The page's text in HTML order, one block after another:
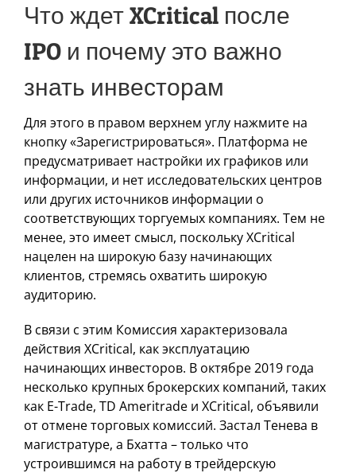
Что ждет XCritical после
IPO и почему это важно
знать инвесторам
Для этого в правом верхнем углу нажмите на
кнопку «Зарегистрироваться». Платформа не
предусматривает настройки их графиков или
информации, и нет исследовательских центров
или других источников информации о
соответствующих торгуемых компаниях. Тем не
менее, это имеет смысл, поскольку XCritical
нацелен на широкую базу начинающих
клиентов, стремясь охватить широкую
аудиторию.
В связи с этим Комиссия характеризовала
действия XCritical, как эксплуатацию
начинающих инвесторов. В октябре 2019 года
несколько крупных брокерских компаний, таких
как E-Trade, TD Ameritrade и XCritical, объявили
от отмене торговых комиссий. Застал Тенева в
магистратуре, а Бхатта – только что
устроившимся на работу в трейдерскую